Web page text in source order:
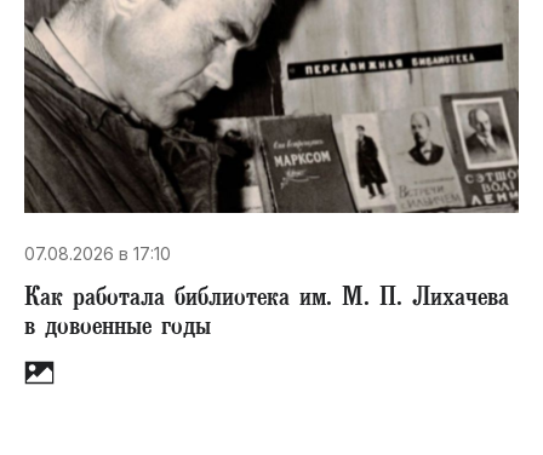
07.08.2026 в 17:10
Как работала библиотека им. М. П. Лихачева
в довоенные годы